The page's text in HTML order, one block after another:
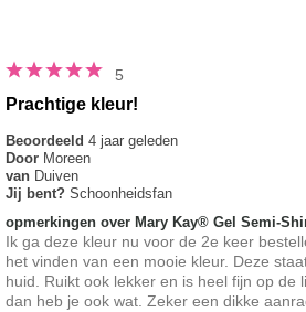
5
Prachtige kleur!
Beoordeeld 4 jaar geleden
Door Moreen
van Duiven
Jij bent? Schoonheidsfan
opmerkingen over Mary Kay® Gel Semi-
Ik ga deze kleur nu voor de 2e keer
het vinden van een mooie kleur. Deze
huid. Ruikt ook lekker en is heel fijn op de
dan heb je ook wat. Zeker een dikke